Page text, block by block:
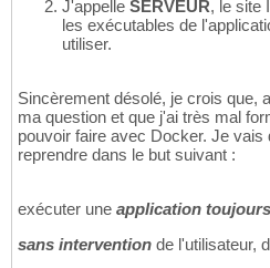
J'appelle SERVEUR, le site
les exécutables de
utiliser.
Sincèrement désolé, je crois que,
ma question et que j'ai très mal
pouvoir faire avec Docker. Je
reprendre dans le but suivant :
exécuter une application
sans intervention de l'utilisateur,